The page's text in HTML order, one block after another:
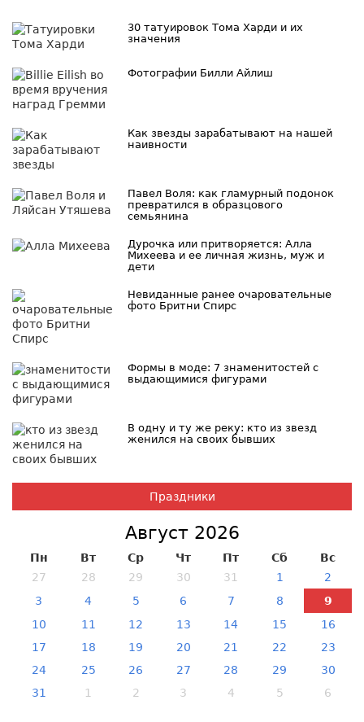
30 татуировок Тома Харди и их
значения
Фотографии Билли Айлиш
Как звезды зарабатывают на нашей
наивности
Павел Воля: как гламурный подонок
превратился в образцового
семьянина
Дурочка или притворяется: Алла
Михеева и ее личная жизнь, муж и
дети
Невиданные ранее очаровательные
фото Бритни Спирс
Формы в моде: 7 знаменитостей с
выдающимися фигурами
В одну и ту же реку: кто из звезд
женился на своих бывших
Праздники
Август 2026
Пн Вт Ср Чт Пт Сб
Вс
27
28 29 30 31 1
2
3
4 5 6 7 8
9
10
11 12 13 14 15
16
17
18 19 20 21 22
23
24
25 26 27 28 29
30
31
1 2 3 4 5 6